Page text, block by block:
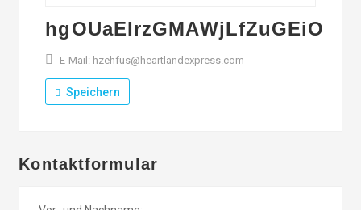
hgOUaEIrzGMAWjLfZuGEiO
E-Mail: hzehfus@heartlandexpress.com
Speichern
Kontaktformular